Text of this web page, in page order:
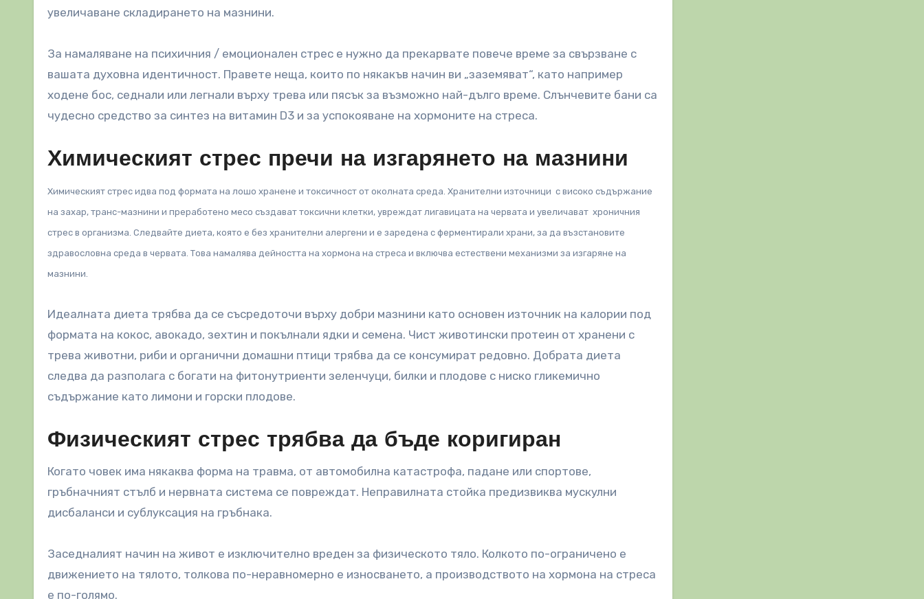
увеличаване складирането на мазнини.
За намаляване на психичния / емоционален стрес е нужно да прекарвате повече време за свързване с
вашата духовна идентичност. Правете неща, които по някакъв начин ви „заземяват“, като например
ходене бос, седнали или легнали върху трева или пясък за възможно най-дълго време. Слънчевите бани са
чудесно средство за синтез на витамин D3 и за успокояване на хормоните на стреса.
Химическият стрес пречи на изгарянето на мазнини
Химическият стрес идва под формата на лошо хранене и токсичност от околната среда. Хранителни източници с високо съдържание
на захар, транс-мазнини и преработено месо създават токсични клетки, увреждат лигавицата на червата и увеличават хроничния
стрес в организма. Следвайте диета, която е без хранителни алергени и е заредена с ферментирали храни, за да възстановите
здравословна среда в червата. Това намалява дейността на хормона на стреса и включва естествени механизми за изгаряне на
мазнини.
Идеалната диета трябва да се съсредоточи върху добри мазнини като основен източник на калории под
формата на кокос, авокадо, зехтин и покълнали ядки и семена. Чист животински протеин от хранени с
трева животни, риби и органични домашни птици трябва да се консумират редовно. Добрата диета
следва да разполага с богати на фитонутриенти зеленчуци, билки и плодове с ниско гликемично
съдържание като лимони и горски плодове.
Физическият стрес трябва да бъде коригиран
Когато човек има някаква форма на травма, от автомобилна катастрофа, падане или спортове,
гръбначният стълб и нервната система се повреждат. Неправилната стойка предизвиква мускулни
дисбаланси и сублуксация на гръбнака.
Заседналият начин на живот е изключително вреден за физическото тяло. Колкото по-ограничено е
движението на тялото, толкова по-неравномерно е износването, а производството на хормона на стреса
е по-голямо.